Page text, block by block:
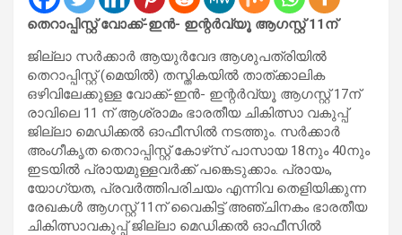
തെറാപ്പിസ്റ്റ് വോക്ക്-ഇന്‍- ഇന്റര്‍വ്യൂ ആഗസ്റ്റ് 11ന്
ജില്ലാ സര്‍ക്കാര്‍ ആയുര്‍വേദ ആശുപത്രിയില്‍
തെറാപ്പിസ്റ്റ് (മെയില്‍) തസ്തികയില്‍ താത്ക്കാലിക
ഒഴിവിലേക്കുള്ള വോക്ക്-ഇന്‍- ഇന്റര്‍വ്യൂ ആഗസ്റ്റ് 17ന്
രാവിലെ 11 ന് ആശ്രാമം ഭാരതീയ ചികിത്സാ വകുപ്പ്
ജില്ലാ മെഡിക്കല്‍ ഓഫീസില്‍ നടത്തും. സര്‍ക്കാര്‍
അംഗീകൃത തെറാപ്പിസ്റ്റ് കോഴ്‌സ് പാസായ 18നും 40നും
ഇടയില്‍ പ്രായമുള്ളവര്‍ക്ക് പങ്കെടുക്കാം. പ്രായം,
യോഗ്യത, പ്രവര്‍ത്തിപരിചയം എന്നിവ തെളിയിക്കുന്ന
രേഖകള്‍ ആഗസ്റ്റ് 11ന് വൈകിട്ട് അഞ്ചിനകം ഭാരതീയ
ചികിത്സാവകുപ്പ് ജില്ലാ മെഡിക്കല്‍ ഓഫീസില്‍